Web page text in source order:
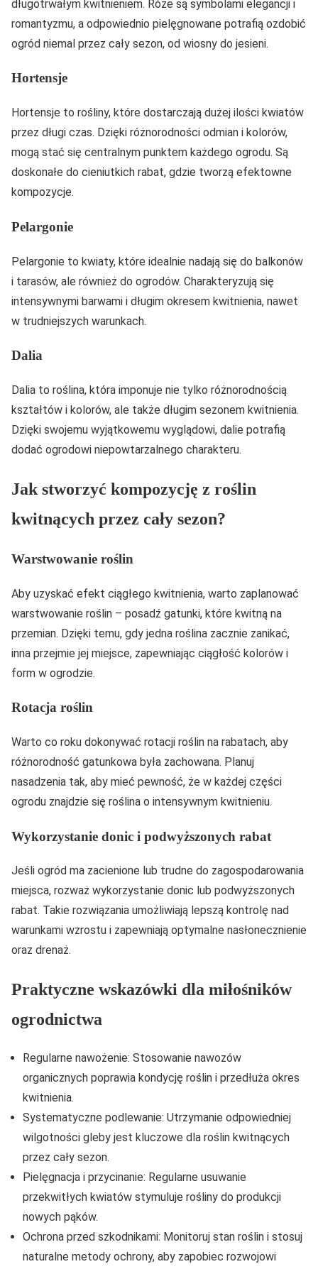
długotrwałym kwitnieniem. Róże są symbolami elegancji i
romantyzmu, a odpowiednio pielęgnowane potrafią ozdobić
ogród niemal przez cały sezon, od wiosny do jesieni.
Hortensje
Hortensje to rośliny, które dostarczają dużej ilości kwiatów
przez długi czas. Dzięki różnorodności odmian i kolorów,
mogą stać się centralnym punktem każdego ogrodu. Są
doskonałe do cieniutkich rabat, gdzie tworzą efektowne
kompozycje.
Pelargonie
Pelargonie to kwiaty, które idealnie nadają się do balkonów
i tarasów, ale również do ogrodów. Charakteryzują się
intensywnymi barwami i długim okresem kwitnienia, nawet
w trudniejszych warunkach.
Dalia
Dalia to roślina, która imponuje nie tylko różnorodnością
kształtów i kolorów, ale także długim sezonem kwitnienia.
Dzięki swojemu wyjątkowemu wyglądowi, dalie potrafią
dodać ogrodowi niepowtarzalnego charakteru.
Jak stworzyć kompozycję z roślin
kwitnących przez cały sezon?
Warstwowanie roślin
Aby uzyskać efekt ciągłego kwitnienia, warto zaplanować
warstwowanie roślin – posadź gatunki, które kwitną na
przemian. Dzięki temu, gdy jedna roślina zacznie zanikać,
inna przejmie jej miejsce, zapewniając ciągłość kolorów i
form w ogrodzie.
Rotacja roślin
Warto co roku dokonywać rotacji roślin na rabatach, aby
różnorodność gatunkowa była zachowana. Planuj
nasadzenia tak, aby mieć pewność, że w każdej części
ogrodu znajdzie się roślina o intensywnym kwitnieniu.
Wykorzystanie donic i podwyższonych rabat
Jeśli ogród ma zacienione lub trudne do zagospodarowania
miejsca, rozważ wykorzystanie donic lub podwyższonych
rabat. Takie rozwiązania umożliwiają lepszą kontrolę nad
warunkami wzrostu i zapewniają optymalne nasłonecznienie
oraz drenaż.
Praktyczne wskazówki dla miłośników
ogrodnictwa
Regularne nawożenie: Stosowanie nawozów
organicznych poprawia kondycję roślin i przedłuża okres
kwitnienia.
Systematyczne podlewanie: Utrzymanie odpowiedniej
wilgotności gleby jest kluczowe dla roślin kwitnących
przez cały sezon.
Pielęgnacja i przycinanie: Regularne usuwanie
przekwitłych kwiatów stymuluje rośliny do produkcji
nowych pąków.
Ochrona przed szkodnikami: Monitoruj stan roślin i stosuj
naturalne metody ochrony, aby zapobiec rozwojowi